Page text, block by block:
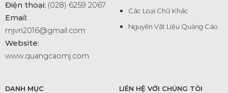
Điện thoại: (028) 6259 2067
Email:
mjvn2016@gmail.com
Website:
www.quangcaomj.com
Các Loại Chữ Khác
Nguyên Vật Liệu Quảng Cáo
DANH MỤC LIÊN HỆ VỚI CHÚNG TÔI